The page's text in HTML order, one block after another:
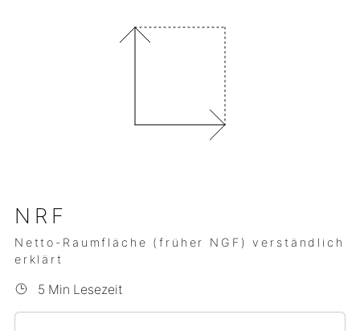
NRF
Netto-Raumfläche (früher NGF) verständlich
erklärt
5 Min Lesezeit